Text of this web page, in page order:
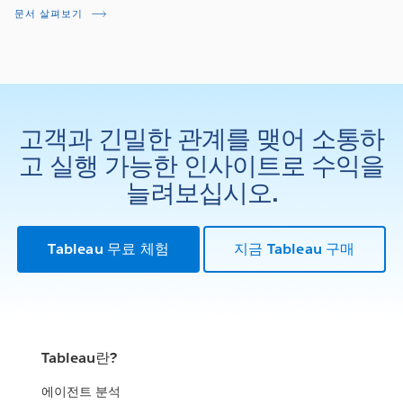
문서 살펴보기
고객과 긴밀한 관계를 맺어 소통하
고 실행 가능한 인사이트로 수익을
늘려보십시오.
Tableau 무료 체험 지금 Tableau 구매
Tableau란?
에이전트 분석